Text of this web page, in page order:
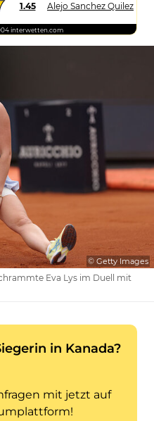
1.45 Alejo Sanchez Quilez
interwetten.com
© Getty Images
Eva Lys im Duell mit